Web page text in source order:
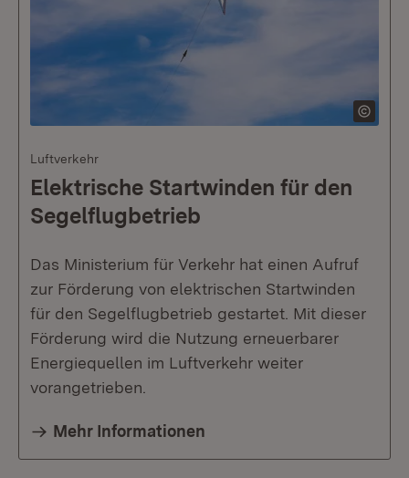
Luftverkehr
Elektrische Startwinden für den
Segelflugbetrieb
Das Ministerium für Verkehr hat einen Aufruf
zur Förderung von elektrischen Startwinden
für den Segelflugbetrieb gestartet. Mit dieser
Förderung wird die Nutzung erneuerbarer
Energiequellen im Luftverkehr weiter
vorangetrieben.
Mehr Informationen​​​​​​